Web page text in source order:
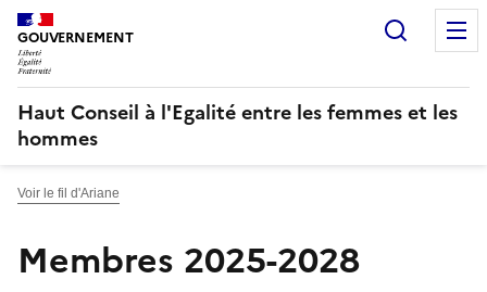
Panneau de gestion des cookies
GOUVERNEMENT
Haut Conseil à l'Egalité entre les femmes et les
hommes
Voir le fil d'Ariane
Membres 2025-2028